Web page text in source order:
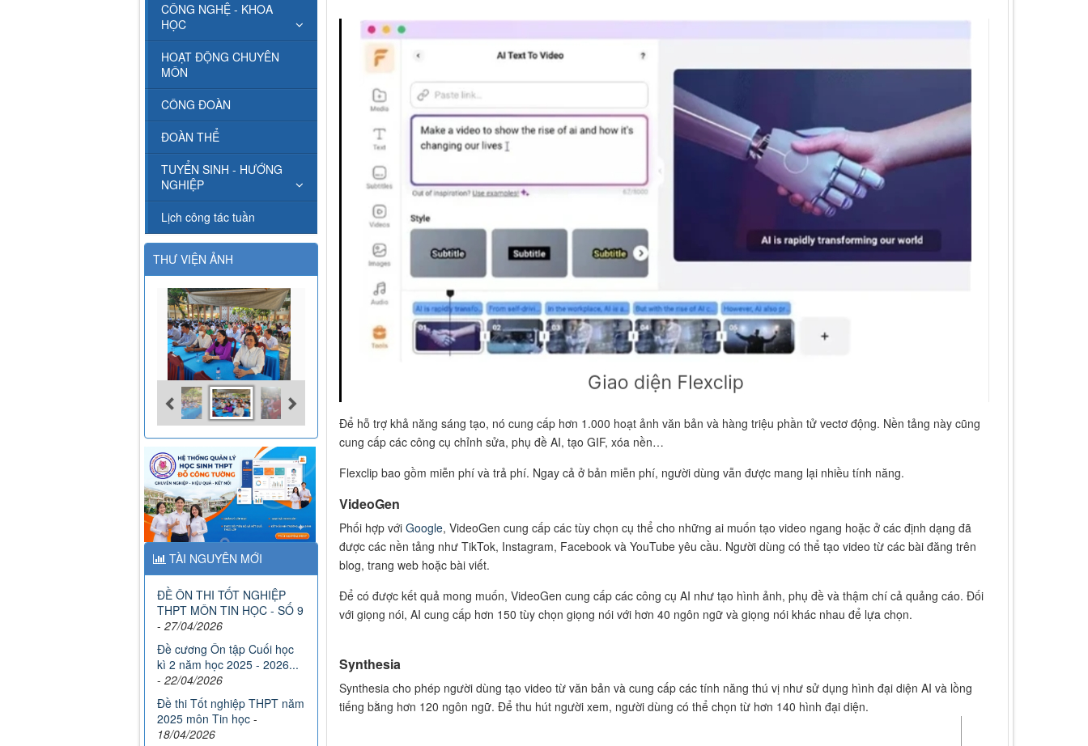
Để hỗ trợ khả năng sáng tạo, nó cung cấp hơn 1.000 hoạt ảnh văn bản và hàng triệu phần tử vectơ động. Nền tảng này cũng
cung cấp các công cụ chỉnh sửa, phụ đề AI, tạo GIF, xóa nền…
Flexclip bao gồm miễn phí và trả phí. Ngay cả ở bản miễn phí, người dùng vẫn được mang lại nhiều tính năng.
VideoGen
Phối hợp với Google, VideoGen cung cấp các tùy chọn cụ thể cho những ai muốn tạo video ngang hoặc ở các định dạng đã
được các nền tảng như TikTok, Instagram, Facebook và YouTube yêu cầu. Người dùng có thể tạo video từ các bài đăng trên
blog, trang web hoặc bài viết.
Để có được kết quả mong muốn, VideoGen cung cấp các công cụ AI như tạo hình ảnh, phụ đề và thậm chí cả quảng cáo. Đối
với giọng nói, AI cung cấp hơn 150 tùy chọn giọng nói với hơn 40 ngôn ngữ và giọng nói khác nhau để lựa chọn.
Synthesia
Synthesia cho phép người dùng tạo video từ văn bản và cung cấp các tính năng thú vị như sử dụng hình đại diện AI và lồng
tiếng bằng hơn 120 ngôn ngữ. Để thu hút người xem, người dùng có thể chọn từ hơn 140 hình đại diện.
CÔNG NGHỆ - KHOA
HỌC
HOẠT ĐỘNG CHUYÊN
MÔN
CÔNG ĐOÀN
ĐOÀN THỂ
TUYỂN SINH - HƯỚNG
NGHIỆP
Lịch công tác tuần
THƯ VIỆN ẢNH
TÀI NGUYÊN MỚI
ĐỀ ÔN THI TỐT NGHIỆP
THPT MÔN TIN HỌC - SỐ 9
- 27/04/2026
Đề cương Ôn tập Cuối học
kì 2 năm học 2025 - 2026...
- 22/04/2026
Đề thi Tốt nghiệp THPT năm
2025 môn Tin học -
18/04/2026